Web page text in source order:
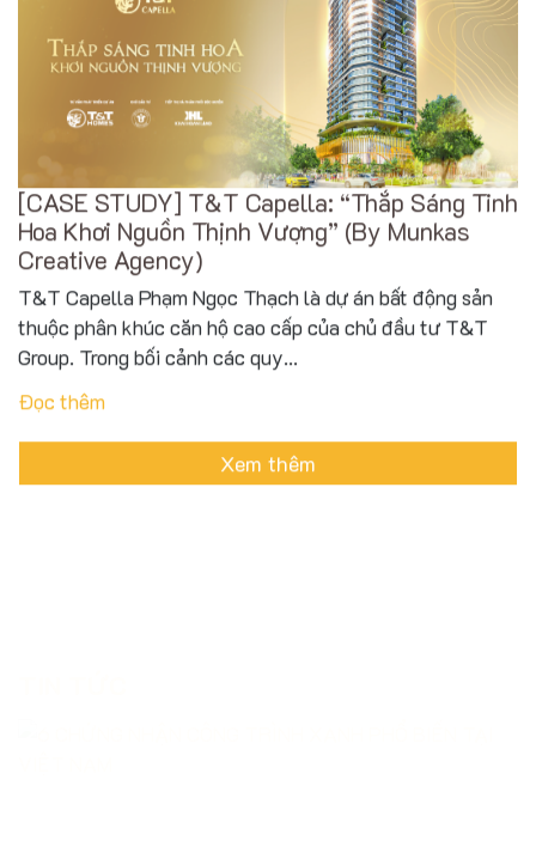
[CASE STUDY] T&T Capella: “Thắp Sáng Tinh
Hoa Khơi Nguồn Thịnh Vượng” (By Munkas
Creative Agency)
T&T Capella Phạm Ngọc Thạch là dự án bất động sản
thuộc phân khúc căn hộ cao cấp của chủ đầu tư T&T
Group. Trong bối cảnh các quy...
Đọc thêm
Xem thêm